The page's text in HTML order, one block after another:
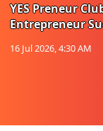
YES Preneur
Entrepreneur
16 Jul 2026, 4:30 AM